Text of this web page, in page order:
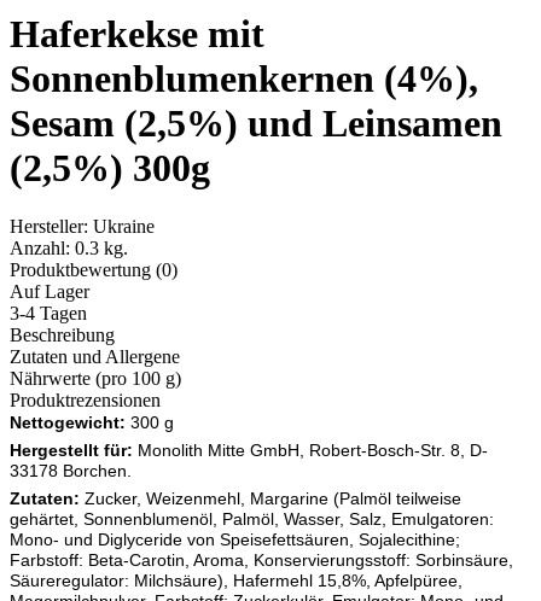
Haferkekse mit
Sonnenblumenkernen (4%),
Sesam (2,5%) und Leinsamen
(2,5%) 300g
Hersteller: Ukraine
Anzahl: 0.3 kg.
Produktbewertung (0)
Auf Lager
3-4 Tagen
Beschreibung
Zutaten und Allergene
Nährwerte (pro 100 g)
Produktrezensionen
Nettogewicht: 300 g
Hergestellt für: Monolith Mitte GmbH, Robert-Bosch-Str. 8, D-
33178 Borchen.
Zutaten: Zucker, Weizenmehl, Margarine (Palmöl teilweise
gehärtet, Sonnenblumenöl, Palmöl, Wasser, Salz, Emulgatoren:
Mono- und Diglyceride von Speisefettsäuren, Sojalecithine;
Farbstoff: Beta-Carotin, Aroma, Konservierungsstoff: Sorbinsäure,
Säureregulator: Milchsäure), Hafermehl 15,8%, Apfelpüree,